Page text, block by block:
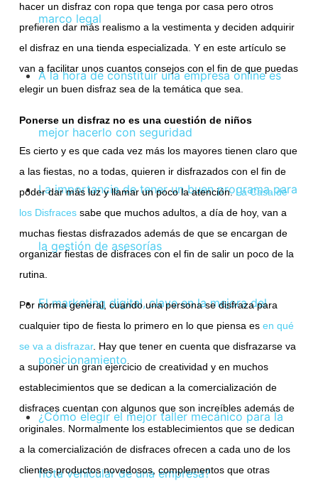
marco legal
A la hora de constituir una empresa online es
mejor hacerlo con seguridad
La importancia de tener un buen programa para
la gestión de asesorías
El marketing digital, clave en la mejora del
posicionamiento
¿Cómo elegir el mejor taller mecánico para la
flota vehicular de una empresa?
hacer un disfraz con ropa que tenga por casa pero otros
prefieren dar más realismo a la vestimenta y deciden adquirir
el disfraz en una tienda especializada. Y en este artículo se
van a facilitar unos cuantos consejos con el fin de que puedas
elegir un buen disfraz sea de la temática que sea.
Ponerse un disfraz no es una cuestión de niños
Es cierto y es que cada vez más los mayores tienen claro que
a las fiestas, no a todas, quieren ir disfrazados con el fin de
poder dar más luz y llamar un poco la atención.La Casa de
los Disfraces sabe que muchos adultos, a día de hoy, van a
muchas fiestas disfrazados además de que se encargan de
organizar fiestas de disfraces con el fin de salir un poco de la
rutina.
Por norma general, cuando una persona se disfraza para
cualquier tipo de fiesta lo primero en lo que piensa esen qué
se va a disfrazar. Hay que tener en cuenta que disfrazarse va
a suponer un gran ejercicio de creatividad y en muchos
establecimientos que se dedican a la comercialización de
disfraces cuentan con algunos que son increíbles además de
originales. Normalmente los establecimientos que se dedican
a la comercialización de disfraces ofrecen a cada uno de los
clientes productos novedosos, complementos que otras